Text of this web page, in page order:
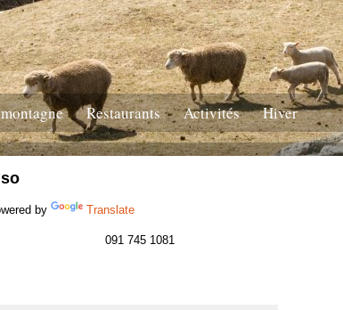
Restaurants Activités Hiver
by Translate
091 745 1081